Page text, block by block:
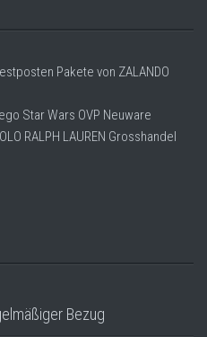
Pakete von ZALANDO
Star Wars OVP Neuware
RALPH LAUREN Grosshandel
Bezug